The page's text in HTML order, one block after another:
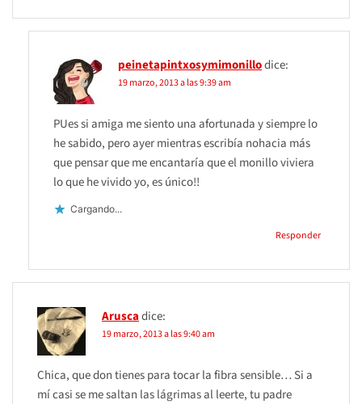
peinetapintxosymimonillodice:
19 marzo, 2013 a las 9:39 am
PUes si amiga me siento una afortunada y siempre lo
he sabido, pero ayer mientras escribía nohacia más
que pensar que me encantaría que el monillo viviera
lo que he vivido yo, es único!!
Cargando...
Responder
Aruscadice:
19 marzo, 2013 a las 9:40 am
Chica, que don tienes para tocar la fibra sensible… Si a
mí casi se me saltan las lágrimas al leerte, tu padre